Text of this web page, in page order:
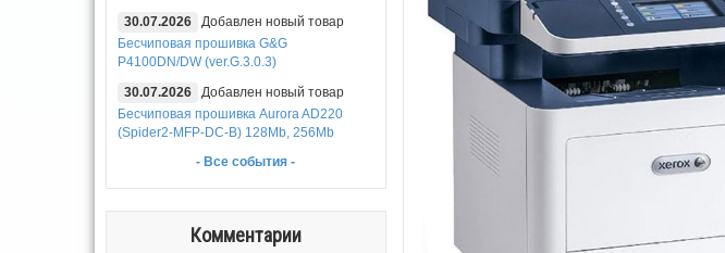
30.07.2026
Добавлен новый товар
Бесчиповая прошивка G&G
P4100DN/DW (ver.G.3.0.3)
30.07.2026
Добавлен новый товар
Бесчиповая прошивка Aurora AD220
(Spider2-MFP-DC-B) 128Mb, 256Mb
- Все события -
Комментарии